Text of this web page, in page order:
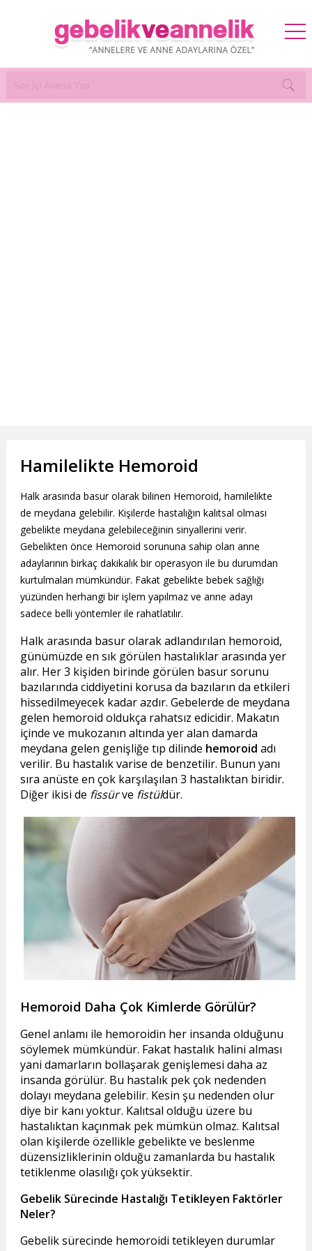
Hamilelikte Hemoroid
Halk arasında basur olarak bilinen Hemoroid, hamilelikte
de meydana gelebilir. Kişilerde hastalığın kalıtsal olması
gebelikte meydana gelebileceğinin sinyallerini verir.
Gebelikten önce Hemoroid sorununa sahip olan anne
adaylarının birkaç dakikalık bir operasyon ile bu durumdan
kurtulmaları mümkündür. Fakat gebelikte bebek sağlığı
yüzünden herhangi bir işlem yapılmaz ve anne adayı
sadece belli yöntemler ile rahatlatılır.
Halk arasında basur olarak adlandırılan hemoroid,
günümüzde en sık görülen hastalıklar arasında yer
alır. Her 3 kişiden birinde görülen basur sorunu
bazılarında ciddiyetini korusa da bazıların da etkileri
hissedilmeyecek kadar azdır. Gebelerde de meydana
gelen hemoroid oldukça rahatsız edicidir. Makatın
içinde ve mukozanın altında yer alan damarda
meydana gelen genişliğe tıp dilinde hemoroid adı
verilir. Bu hastalık varise de benzetilir. Bunun yanı
sıra anüste en çok karşılaşılan 3 hastalıktan biridir.
Diğer ikisi de fissürve fistüldür.
Hemoroid Daha Çok Kimlerde Görülür?
Genel anlamı ile hemoroidin her insanda olduğunu
söylemek mümkündür. Fakat hastalık halini alması
yani damarların bollaşarak genişlemesi daha az
insanda görülür. Bu hastalık pek çok nedenden
dolayı meydana gelebilir. Kesin şu nedenden olur
diye bir kanı yoktur. Kalıtsal olduğu üzere bu
hastalıktan kaçınmak pek mümkün olmaz. Kalıtsal
olan kişilerde özellikle gebelikte ve beslenme
düzensizliklerinin olduğu zamanlarda bu hastalık
tetiklenme olasılığı çok yüksektir.
Gebelik Sürecinde Hastalığı Tetikleyen Faktörler
Neler?
Gebelik sürecinde hemoroidi tetikleyen durumlar